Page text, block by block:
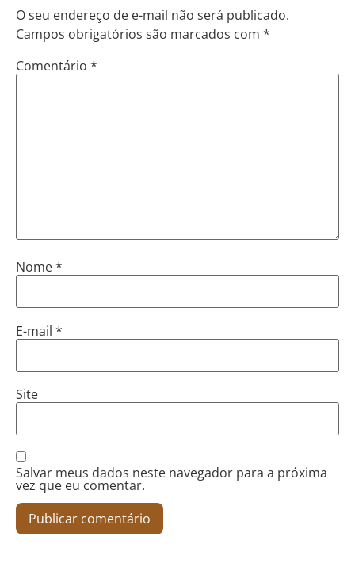
O seu endereço de e-mail não será publicado.
Campos obrigatórios são marcados com *
Comentário *
Nome*
E-mail *
Site
Salvar meus dados neste navegador para a próxima
vez que eu comentar.